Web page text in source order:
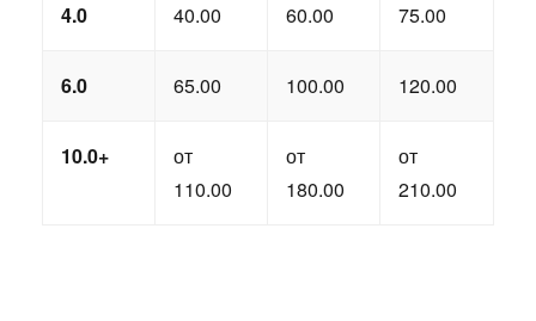
4.0 40.00 60.00 75.00
6.0 65.00 100.00 120.00
10.0+
от
110.00
от
180.00
от
210.00